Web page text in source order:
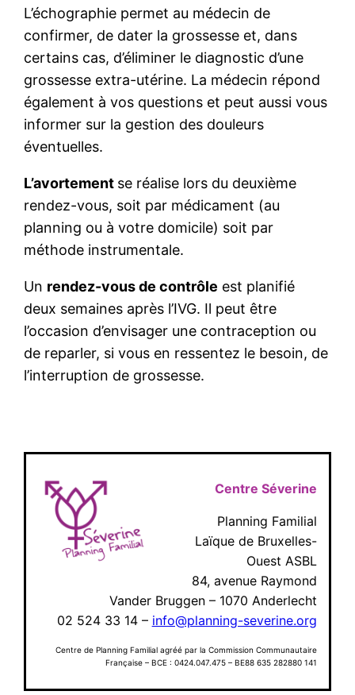
L’échographie permet au médecin de
confirmer, de dater la grossesse et, dans
certains cas, d’éliminer le diagnostic d’une
grossesse extra-utérine. La médecin répond
également à vos questions et peut aussi vous
informer sur la gestion des douleurs
éventuelles.
L’avortement se réalise lors du deuxième
rendez-vous, soit par médicament (au
planning ou à votre domicile) soit par
méthode instrumentale.
Un rendez-vous de contrôle est planifié
deux semaines après l’IVG. Il peut être
l’occasion d’envisager une contraception ou
de reparler, si vous en ressentez le besoin, de
l’interruption de grossesse.
Centre Séverine
Planning Familial
Laïque de Bruxelles-
Ouest ASBL
84, avenue Raymond
Vander Bruggen – 1070 Anderlecht
02 524 33 14 – info@planning-severine.org
Centre de Planning Familial agréé par la Commission Communautaire
Française – BCE : 0424.047.475 – BE88 635 282880 141